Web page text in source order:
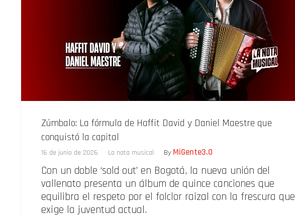
Zúmbalo: La fórmula de Haffit David y Daniel Maestre que
conquistó la capital
16 de junio de 2026 La nota musical By MiGente3.0
Con un doble ‘sold out’ en Bogotá, la nueva unión del
vallenato presenta un álbum de quince canciones que
equilibra el respeto por el folclor raizal con la frescura que
exige la juventud actual.